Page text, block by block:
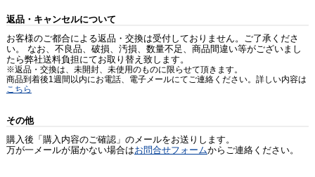
返品・キャンセルについて
お客様のご都合による返品・交換は受付しておりません。ご了承くださ
い。 なお、不良品、破損、汚損、数量不足、商品間違い等がございまし
たら弊社送料負担にてお取り替え致します。
※返品・交換は、未開封、未使用のものに限らせて頂きます。
商品到着後1週間以内にお電話、電子メールにてご連絡ください。詳しい内容は
こちら
その他
購入後「購入内容のご確認」のメールをお送りします。
万が一メールが届かない場合はお問合せフォームからご連絡ください。